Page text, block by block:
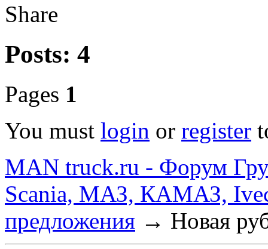
Share
Posts: 4
Pages 1
You must login or register
MAN truck.ru - Форум
Scania, МАЗ, КАМАЗ,
предложения → Новая